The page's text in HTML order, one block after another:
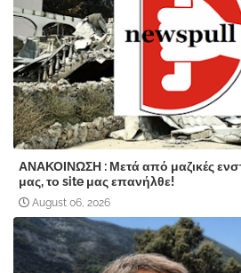
ΑΝΑΚΟΙΝΩΣΗ : Μετά από μαζικές
μας, το site μας επανήλθε!
August 06, 2026